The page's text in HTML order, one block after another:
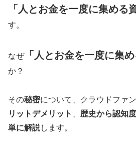
「人とお金を一度に集める
す。
なぜ「人とお金を一度に集め
か？
その秘密について、クラウドファ
リットデメリット
歴史から認知度
単に解説します。